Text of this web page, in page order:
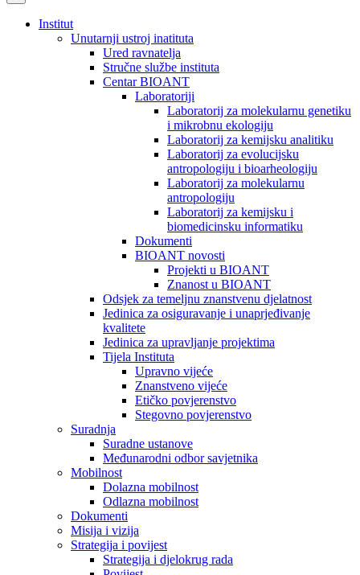
Institut
Unutarnji ustroj inatituta
Ured ravnatelja
Stručne službe instituta
Centar BIOANT
Laboratoriji
Laboratorij za molekularnu genetiku
i mikrobnu ekologiju
Laboratorij za kemijsku analitiku
Laboratorij za evolucijsku
antropologiju i bioarheologiju
Laboratorij za molekularnu
antropologiju
Laboratorij za kemijsku i
biomedicinsku informatiku
Dokumenti
BIOANT novosti
Projekti u BIOANT
Znanost u BIOANT
Odsjek za temeljnu znanstvenu djelatnost
Jedinica za osiguravanje i unaprjeđivanje
kvalitete
Jedinica za upravljanje projektima
Tijela Instituta
Upravno vijeće
Znanstveno vijeće
Etičko povjerenstvo
Stegovno povjerenstvo
Suradnja
Suradne ustanove
Međunarodni odbor savjetnika
Mobilnost
Dolazna mobilnost
Odlazna mobilnost
Dokumenti
Misija i vizija
Strategija i povijest
Strategija i djelokrug rada